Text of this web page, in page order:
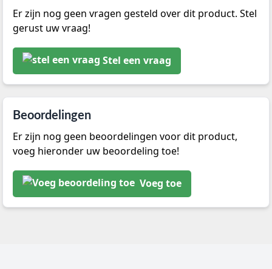
Er zijn nog geen vragen gesteld over dit product. Stel
gerust uw vraag!
Stel een vraag
Beoordelingen
Er zijn nog geen beoordelingen voor dit product,
voeg hieronder uw beoordeling toe!
Voeg toe